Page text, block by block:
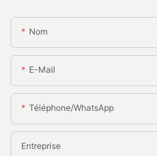
Nom
E-Mail
Téléphone/WhatsApp
Entreprise